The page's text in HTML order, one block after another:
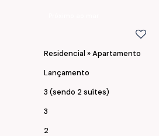
melhor acústica, facilita alterações
vinílico
a gás
os cômodos
Residencial »Apartamento
Lançamento
3 (sendo 2 suítes)
3
2